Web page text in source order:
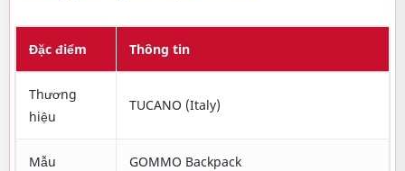
Đặc điểm Thông tin
Thương
hiệu
TUCANO (Italy)
Mẫu GOMMO Backpack